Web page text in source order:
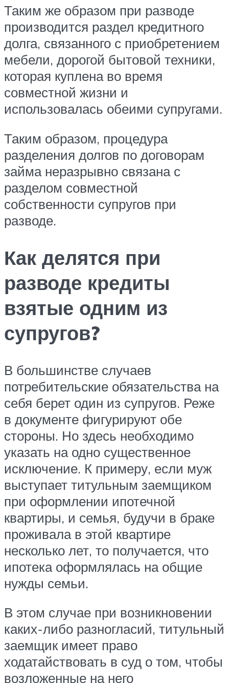
Таким же образом при разводе
производится раздел кредитного
долга, связанного с приобретением
мебели, дорогой бытовой техники,
которая куплена во время
совместной жизни и
использовалась обеими супругами.
Таким образом, процедура
разделения долгов по договорам
займа неразрывно связана с
разделом совместной
собственности супругов при
разводе.
Как делятся при
разводе кредиты
взятые одним из
супругов?
В большинстве случаев
потребительские обязательства на
себя берет один из супругов. Реже
в документе фигурируют обе
стороны. Но здесь необходимо
указать на одно существенное
исключение. К примеру, если муж
выступает титульным заемщиком
при оформлении ипотечной
квартиры, и семья, будучи в браке
проживала в этой квартире
несколько лет, то получается, что
ипотека оформлялась на общие
нужды семьи.
В этом случае при возникновении
каких-либо разногласий, титульный
заемщик имеет право
ходатайствовать в суд о том, чтобы
возложенные на него